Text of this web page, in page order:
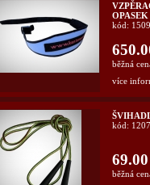
OPASEK
kód:
běžná
více
kód:
běžná